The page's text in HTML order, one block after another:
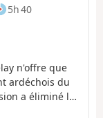
5h 40
n'offre que
ardéchois du
a éliminé les